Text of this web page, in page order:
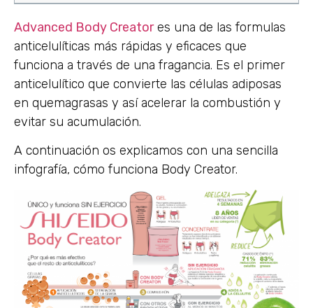
Advanced Body Creatores una de las formulas
anticelulíticas más rápidas y eficaces que
funciona a través de una fragancia. Es el primer
anticelulítico que convierte las células adiposas
en quemagrasas y así acelerar la combustión y
evitar su acumulación.
A continuación os explicamos con una sencilla
infografía, cómo funciona Body Creator.